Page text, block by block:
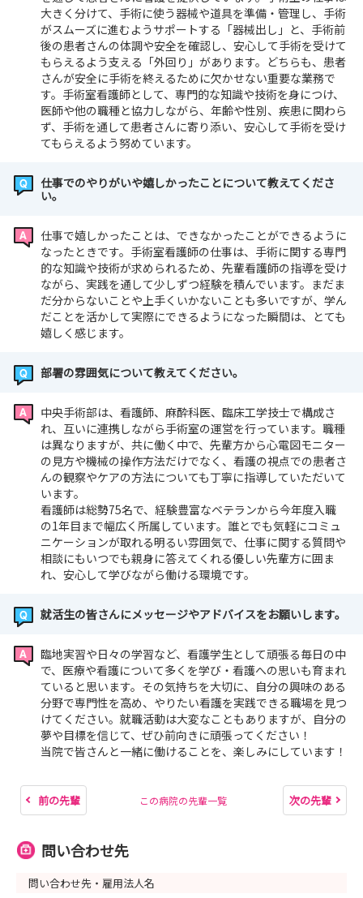
大きく分けて、手術に使う器械や道具を準備・管理し、手術
がスムーズに進むようサポートする「器械出し」と、手術前
後の患者さんの体調や安全を確認し、安心して手術を受けて
もらえるよう支える「外回り」があります。どちらも、患者
さんが安全に手術を終えるために欠かせない重要な業務で
す。手術室看護師として、専門的な知識や技術を身につけ、
医師や他の職種と協力しながら、年齢や性別、疾患に関わら
ず、手術を通して患者さんに寄り添い、安心して手術を受け
てもらえるよう努めています。
仕事でのやりがいや嬉しかったことについて教えてくださ
い。
仕事で嬉しかったことは、できなかったことができるように
なったときです。手術室看護師の仕事は、手術に関する専門
的な知識や技術が求められるため、先輩看護師の指導を受け
ながら、実践を通して少しずつ経験を積んでいます。まだま
だ分からないことや上手くいかないことも多いですが、学ん
だことを活かして実際にできるようになった瞬間は、とても
嬉しく感じます。
部署の雰囲気について教えてください。
中央手術部は、看護師、麻酔科医、臨床工学技士で構成さ
れ、互いに連携しながら手術室の運営を行っています。職種
は異なりますが、共に働く中で、先輩方から心電図モニター
の見方や機械の操作方法だけでなく、看護の視点での患者さ
んの観察やケアの方法についても丁寧に指導していただいて
います。
看護師は総勢75名で、経験豊富なベテランから今年度入職
の1年目まで幅広く所属しています。誰とでも気軽にコミュ
ニケーションが取れる明るい雰囲気で、仕事に関する質問や
相談にもいつでも親身に答えてくれる優しい先輩方に囲ま
れ、安心して学びながら働ける環境です。
就活生の皆さんにメッセージやアドバイスをお願いします。
臨地実習や日々の学習など、看護学生として頑張る毎日の中
で、医療や看護について多くを学び・看護への思いも育まれ
ていると思います。その気持ちを大切に、自分の興味のある
分野で専門性を高め、やりたい看護を実践できる職場を見つ
けてください。就職活動は大変なこともありますが、自分の
夢や目標を信じて、ぜひ前向きに頑張ってください！
当院で皆さんと一緒に働けることを、楽しみにしています！
前の先輩 この病院の先輩一覧 次の先輩
問い合わせ先
問い合わせ先・雇用法人名